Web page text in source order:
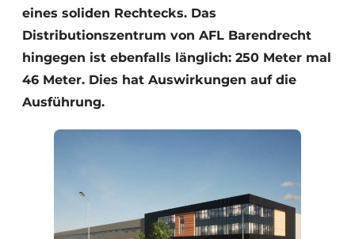
eines soliden Rechtecks. Das
Distributionszentrum von AFL Barendrecht
hingegen ist ebenfalls länglich: 250 Meter mal
46 Meter. Dies hat Auswirkungen auf die
Ausführung.